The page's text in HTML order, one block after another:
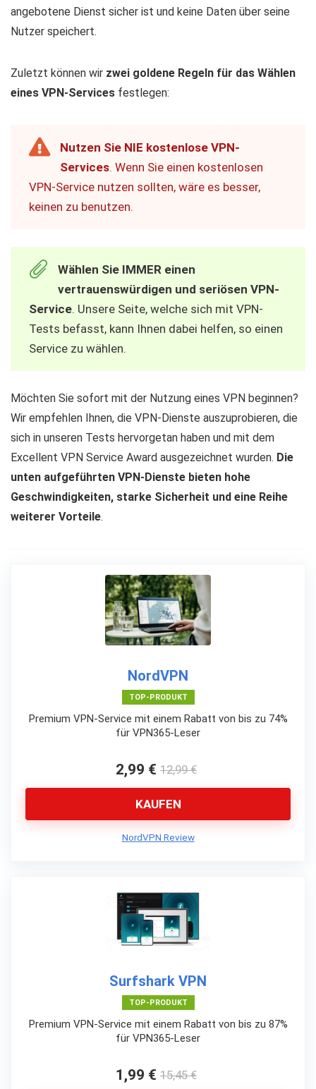
angebotene Dienst sicher ist und keine Daten über seine
Nutzer speichert.
Zuletzt können wir zwei goldene Regeln für das Wählen
eines VPN-Services festlegen:
Nutzen Sie NIE kostenlose VPN-
Services. Wenn Sie einen kostenlosen
VPN-Service nutzen sollten, wäre es besser,
keinen zu benutzen.
Wählen Sie IMMER einen
vertrauenswürdigen und seriösen VPN-
Service. Unsere Seite, welche sich mit VPN-
Tests befasst, kann Ihnen dabei helfen, so einen
Service zu wählen.
Möchten Sie sofort mit der Nutzung eines VPN beginnen?
Wir empfehlen Ihnen, die VPN-Dienste auszuprobieren, die
sich in unseren Tests hervorgetan haben und mit dem
Excellent VPN Service Award ausgezeichnet wurden. Die
unten aufgeführten VPN-Dienste bieten hohe
Geschwindigkeiten, starke Sicherheit und eine Reihe
weiterer Vorteile.
NordVPN
TOP-PRODUKT
Premium VPN-Service mit einem Rabatt von bis zu 74%
für VPN365-Leser
2,99 € 12,99 €
KAUFEN
NordVPN Review
Surfshark VPN
TOP-PRODUKT
Premium VPN-Service mit einem Rabatt von bis zu 87%
für VPN365-Leser
1,99 € 15,45 €